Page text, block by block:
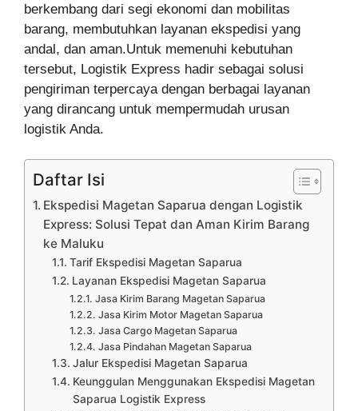
berkembang dari segi ekonomi dan mobilitas
barang, membutuhkan layanan ekspedisi yang
andal, dan aman.Untuk memenuhi kebutuhan
tersebut, Logistik Express hadir sebagai solusi
pengiriman terpercaya dengan berbagai layanan
yang dirancang untuk mempermudah urusan
logistik Anda.
Daftar Isi
Ekspedisi Magetan Saparua dengan Logistik
Express: Solusi Tepat dan Aman Kirim Barang
ke Maluku
Tarif Ekspedisi Magetan Saparua
Layanan Ekspedisi Magetan Saparua
Jasa Kirim Barang Magetan Saparua
Jasa Kirim Motor Magetan Saparua
Jasa Cargo Magetan Saparua
Jasa Pindahan Magetan Saparua
Jalur Ekspedisi Magetan Saparua
Keunggulan Menggunakan Ekspedisi Magetan
Saparua Logistik Express